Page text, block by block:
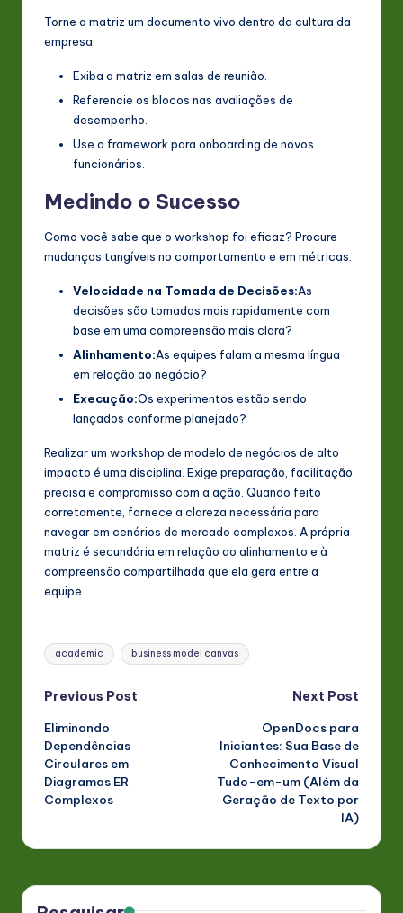
Torne a matriz um documento vivo dentro da cultura da
empresa.
Exiba a matriz em salas de reunião.
Referencie os blocos nas avaliações de
desempenho.
Use o framework para onboarding de novos
funcionários.
Medindo o Sucesso
Como você sabe que o workshop foi eficaz? Procure
mudanças tangíveis no comportamento e em métricas.
Velocidade na Tomada de Decisões:As
decisões são tomadas mais rapidamente com
base em uma compreensão mais clara?
Alinhamento:As equipes falam a mesma língua
em relação ao negócio?
Execução:Os experimentos estão sendo
lançados conforme planejado?
Realizar um workshop de modelo de negócios de alto
impacto é uma disciplina. Exige preparação, facilitação
precisa e compromisso com a ação. Quando feito
corretamente, fornece a clareza necessária para
navegar em cenários de mercado complexos. A própria
matriz é secundária em relação ao alinhamento e à
compreensão compartilhada que ela gera entre a
equipe.
Tags:
academic business model canvas
Post
navigation
Previous Post
Eliminando
Dependências
Circulares em
Diagramas ER
Complexos
Next Post
OpenDocs para
Iniciantes: Sua Base de
Conhecimento Visual
Tudo-em-um (Além da
Geração de Texto por
IA)